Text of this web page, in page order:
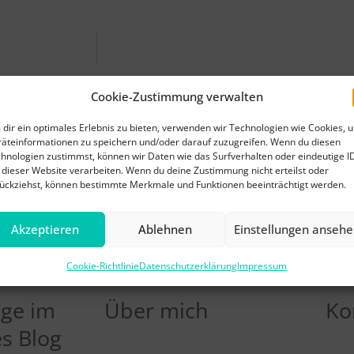
Cookie-Zustimmung verwalten
dir ein optimales Erlebnis zu bieten, verwenden wir Technologien wie Cookies,
zu speichern und/oder darauf zuzugreifen. Wenn du diesen
zustimmst, können wir Daten wie das Surfverhalten oder eindeutige
Website verarbeiten. Wenn du deine Zustimmung nicht erteilst oder
können bestimmte Merkmale und Funktionen beeinträchtigt werden.
Akzeptieren Ablehnen Einstellungen
Cookie-RichtlinieDatenschutzerklärungImpressum
Melden Sie sich!
auch per WhatsApp Oder
im
Blog
Über mich